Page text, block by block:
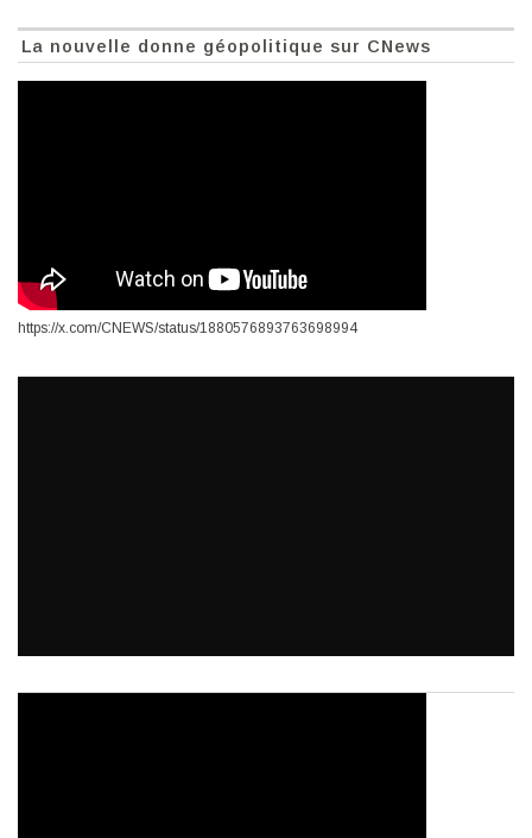
La nouvelle donne géopolitique sur CNews
https://x.com/CNEWS/status/1880576893763698994